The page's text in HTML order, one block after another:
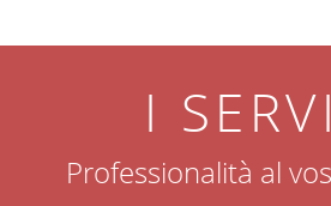
I
Professionalità al